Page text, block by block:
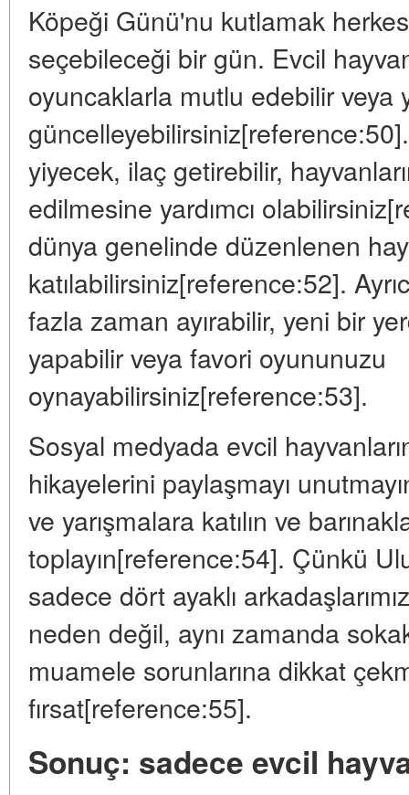
Köpeği Günü'nu kutlamak
seçebileceği bir gün. Evcil
oyuncaklarla mutlu edebilir veya
yiyecek, ilaç getirebilir,
edilmesine yardımcı
dünya genelinde düzenlenen
katılabilirsiniz[reference:52].
fazla zaman ayırabilir, yeni bir
yapabilir veya favori oyununuzu
oynayabilirsiniz[reference:53].
Sosyal medyada evcil
hikayelerini paylaşmayı
ve yarışmalara katılın ve
toplayın[reference:54]. Çünkü
sadece dört ayaklı
neden değil, aynı zamanda
muamele sorunlarına dikkat
fırsat[reference:55].
Sonuç: sadece evcil